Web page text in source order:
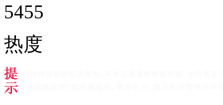
5455
热度